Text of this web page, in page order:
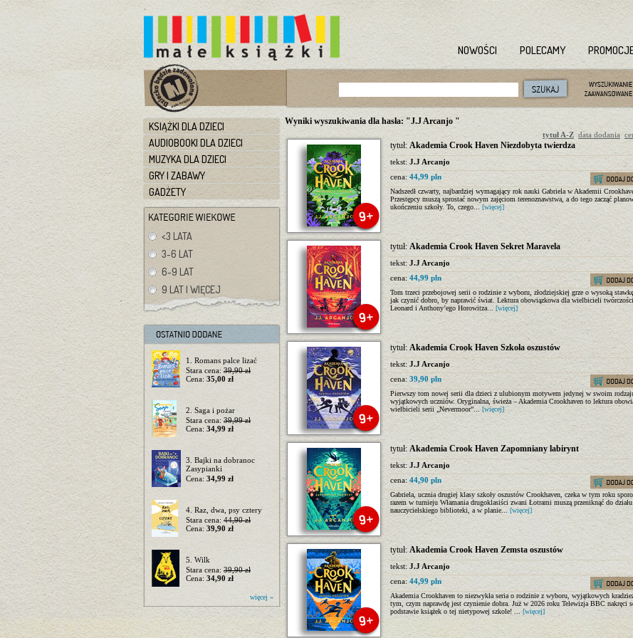
NOWOŚCI POLECAMY
KSIĄŻKI DLA DZIECI
AUDIOBOOKI DLA DZIECI
MUZYKA DLA DZIECI
GRY I ZABAWY
GADŻETY
<3 LATA
3-6 LAT
6-9 LAT
9 LAT I WIĘCEJ
1. Romans palce lizać
Stara cena: 39,90 zł
Cena: 35,00 zł
2. Saga i pożar
Stara cena: 39,99 zł
Cena: 34,99 zł
3. Bajki na dobranoc
Zasypianki
Cena: 34,99 zł
4. Raz, dwa, psy cztery
Stara cena: 44,90 zł
Cena: 39,90 zł
5. Wilk
Stara cena: 39,90 zł
Cena: 34,90 zł
więcej »
Wyniki wyszukiwania dla hasła: "J.J Arcanjo "
tytuł A-Z data dodania
tytuł: Akademia Crook Haven Niezdobyta twierdza
tekst: J.J Arcanjo
cena:44,99 pln
Nadszedł czwarty, najbardziej wymagający rok nauki Gabriela w Akademii
Przestępcy muszą sprostać nowym zajęciom terenoznawstwa, a do tego zacząć
ukończeniu szkoły. To, czego... [więcej]
tytuł:Akademia Crook Haven Sekret Maravela
tekst: J.J Arcanjo
cena: 44,99 pln
Tom trzeci przebojowej serii o rodzinie z wyboru, złodziejskiej grze o wysoką
jak czynić dobro, by naprawić świat. Lektura obowiązkowa dla wielbicieli
Leonard i Anthony’ego Horowitza... [więcej]
tytuł: Akademia Crook Haven Szkoła oszustów
tekst: J.J Arcanjo
cena: 39,90 pln
Pierwszy tom nowej serii dla dzieci z ulubionym motywem jedynej w swoim
wyjątkowych uczniów. Oryginalna, świeża – Akademia Crookhaven to lektura
wielbicieli serii „Nevermoor”... [więcej]
tytuł: Akademia Crook Haven Zapomniany labirynt
tekst: J.J Arcanjo
cena: 44,90 pln
Gabriela, ucznia drugiej klasy szkoły oszustów Crookhaven, czeka w tym roku
razem w turnieju Włamania drugoklasiści zwani Łotrami muszą przeniknąć do działu
nauczycielskiego biblioteki, a w planie... [więcej]
tytuł: Akademia Crook Haven Zemsta oszustów
tekst: J.J Arcanjo
cena: 44,99 pln
Akademia Crookhaven to niezwykła seria o rodzinie z wyboru, wyjątkowych
tym, czym naprawdę jest czynienie dobra. Już w 2026 roku Telewizja BBC nakręci
podstawie książek o tej nietypowej szkole! ... [więcej]